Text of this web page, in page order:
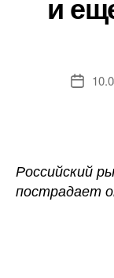
Дата
Российский
пострадает